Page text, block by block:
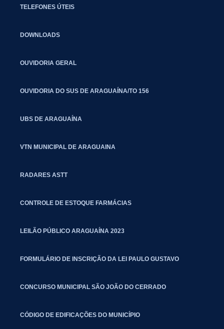
TELEFONES ÚTEIS
DOWNLOADS
OUVIDORIA GERAL
OUVIDORIA DO SUS DE ARAGUAÍNA/TO 156
UBS DE ARAGUAÍNA
VTN MUNICIPAL DE ARAGUAINA
RADARES ASTT
CONTROLE DE ESTOQUE FARMÁCIAS
LEILÃO PÚBLICO ARAGUAÍNA 2023
FORMULÁRIO DE INSCRIÇÃO DA LEI PAULO GUSTAVO
CONCURSO MUNICIPAL SÃO JOÃO DO CERRADO
CÓDIGO DE EDIFICAÇÕES DO MUNICÍPIO